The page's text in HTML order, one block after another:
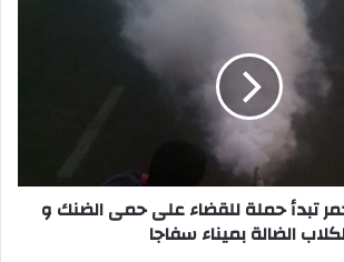
تبدأ حملة للقضاء على حمى الضنك و
الضالة بميناء سفاجا